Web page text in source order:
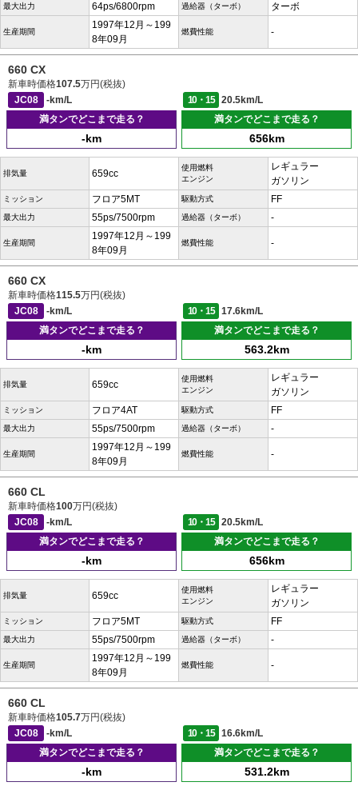
最大出力 64ps/6800rpm 過給器（ターボ） ターボ
生産期間
1997年12月～199
8年09月
燃費性能 -
660 CX
新車時価格107.5万円(税抜)
JC08
-km/L 10・15
20.5km/L
満タンでどこまで走る？
-km
満タンでどこまで走る？
656km
排気量 659cc
使用燃料
エンジン
レギュラー
ガソリン
ミッション フロア5MT 駆動方式 FF
最大出力 55ps/7500rpm 過給器（ターボ） -
生産期間
1997年12月～199
8年09月
燃費性能 -
660 CX
新車時価格115.5万円(税抜)
JC08
-km/L 10・15
17.6km/L
満タンでどこまで走る？
-km
満タンでどこまで走る？
563.2km
排気量 659cc
使用燃料
エンジン
レギュラー
ガソリン
ミッション フロア4AT 駆動方式 FF
最大出力 55ps/7500rpm 過給器（ターボ） -
生産期間
1997年12月～199
8年09月
燃費性能 -
660 CL
新車時価格100万円(税抜)
JC08
-km/L 10・15
20.5km/L
満タンでどこまで走る？
-km
満タンでどこまで走る？
656km
排気量 659cc
使用燃料
エンジン
レギュラー
ガソリン
ミッション フロア5MT 駆動方式 FF
最大出力 55ps/7500rpm 過給器（ターボ） -
生産期間
1997年12月～199
8年09月
燃費性能 -
660 CL
新車時価格105.7万円(税抜)
JC08
-km/L 10・15
16.6km/L
満タンでどこまで走る？
-km
満タンでどこまで走る？
531.2km